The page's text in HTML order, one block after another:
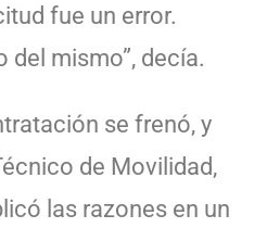
fue un error.
mismo”, decía.
se frenó, y
de Movilidad,
las razones en un